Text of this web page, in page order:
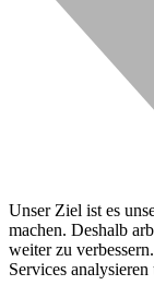
Unser Ziel ist es
machen. Deshalb
weiter zu
Services